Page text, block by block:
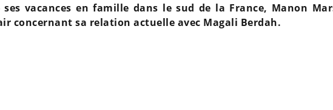
ses vacances en famille dans le sud de la France, Manon
concernant sa relation actuelle avec Magali Berdah.